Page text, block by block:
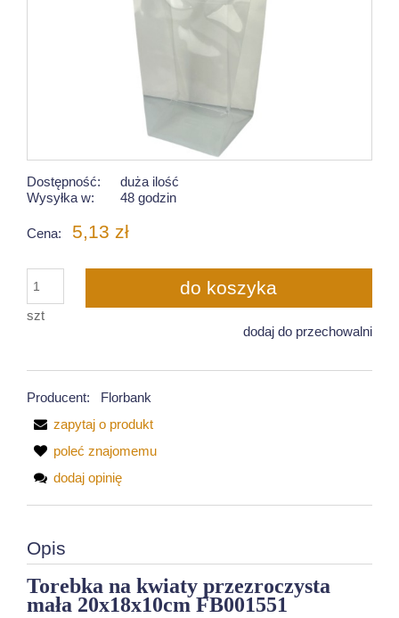
Dostępność:
duża ilość
Wysyłka w:
48 godzin
Cena: 5,13 zł
szt
do koszyka
dodaj do przechowalni
Producent:
Florbank
zapytaj o produkt
poleć znajomemu
dodaj opinię
Opis
Torebka na kwiaty przezroczysta
mała 20x18x10cm FB001551